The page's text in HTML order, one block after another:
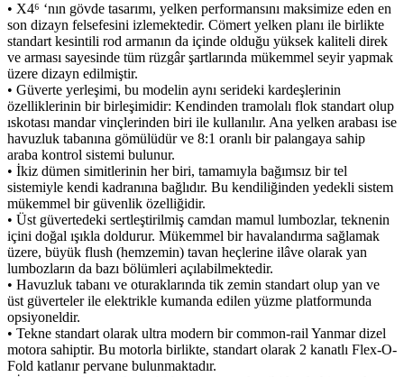
• X4⁶ ‘nın gövde tasarımı, yelken performansını maksimize eden en
son dizayn felsefesini izlemektedir. Cömert yelken planı ile birlikte
standart kesintili rod armanın da içinde olduğu yüksek kaliteli direk
ve arması sayesinde tüm rüzgâr şartlarında mükemmel seyir yapmak
üzere dizayn edilmiştir.
• Güverte yerleşimi, bu modelin aynı serideki kardeşlerinin
özelliklerinin bir birleşimidir: Kendinden tramolalı flok standart olup
ıskotası mandar vinçlerinden biri ile kullanılır. Ana yelken arabası ise
havuzluk tabanına gömülüdür ve 8:1 oranlı bir palangaya sahip
araba kontrol sistemi bulunur.
• İkiz dümen simitlerinin her biri, tamamıyla bağımsız bir tel
sistemiyle kendi kadranına bağlıdır. Bu kendiliğinden yedekli sistem
mükemmel bir güvenlik özelliğidir.
• Üst güvertedeki sertleştirilmiş camdan mamul lumbozlar, teknenin
içini doğal ışıkla doldurur. Mükemmel bir havalandırma sağlamak
üzere, büyük flush (hemzemin) tavan heçlerine ilâve olarak yan
lumbozların da bazı bölümleri açılabilmektedir.
• Havuzluk tabanı ve oturaklarında tik zemin standart olup yan ve
üst güverteler ile elektrikle kumanda edilen yüzme platformunda
opsiyoneldir.
• Tekne standart olarak ultra modern bir common-rail Yanmar dizel
motora sahiptir. Bu motorla birlikte, standart olarak 2 kanatlı Flex-O-
Fold katlanır pervane bulunmaktadır.